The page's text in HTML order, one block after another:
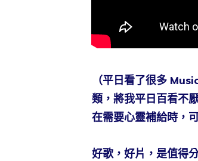
（平日看了很多
類，將我平日百看不
在需要心靈補給時，
好歌，好片，是值得